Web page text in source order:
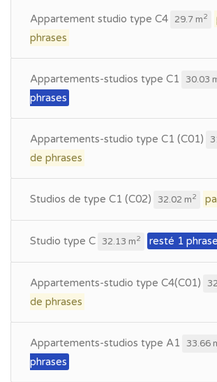
Appartement studio type C4 29.7 m2
phrases
Appartements-studios type C1 30.03
phrases
Appartements-studio type C1 (C01)
de phrases
Studios de type C1 (C02) 32.02 m2
Studio type C 32.13 m2 resté 1
Appartements-studio type C4(C01)
de phrases
Appartements-studios type A1 33.66
phrases